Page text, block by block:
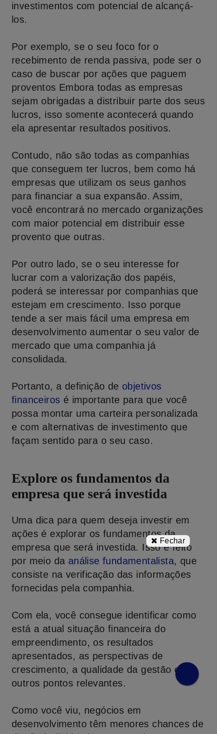
investimentos com potencial de alcançá-
los.
Por exemplo, se o seu foco for o
recebimento de renda passiva, pode ser o
caso de buscar por ações que paguem
proventos Embora todas as empresas
sejam obrigadas a distribuir parte dos seus
lucros, isso somente acontecerá quando
ela apresentar resultados positivos.
Contudo, não são todas as companhias
que conseguem ter lucros, bem como há
empresas que utilizam os seus ganhos
para financiar a sua expansão. Assim,
você encontrará no mercado organizações
com maior potencial em distribuir esse
provento que outras.
Por outro lado, se o seu interesse for
lucrar com a valorização dos papéis,
poderá se interessar por companhias que
estejam em crescimento. Isso porque
tende a ser mais fácil uma empresa em
desenvolvimento aumentar o seu valor de
mercado que uma companhia já
consolidada.
Portanto, a definição de objetivos
financeiros é importante para que você
possa montar uma carteira personalizada
e com alternativas de investimento que
façam sentido para o seu caso.
Explore os fundamentos da
empresa que será investida
Uma dica para quem deseja investir em
ações é explorar os fundamentos da
empresa que será investida. Isso é feito
por meio da análise fundamentalista, que
consiste na verificação das informações
fornecidas pela companhia.
Com ela, você consegue identificar como
está a atual situação financeira do
empreendimento, os resultados
apresentados, as perspectivas de
crescimento, a qualidade da gestão e
outros pontos relevantes.
Como você viu, negócios em
desenvolvimento têm menores chances de
Fechar